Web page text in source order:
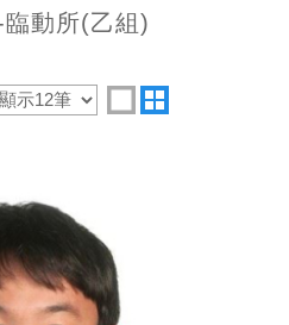
動所(乙組)